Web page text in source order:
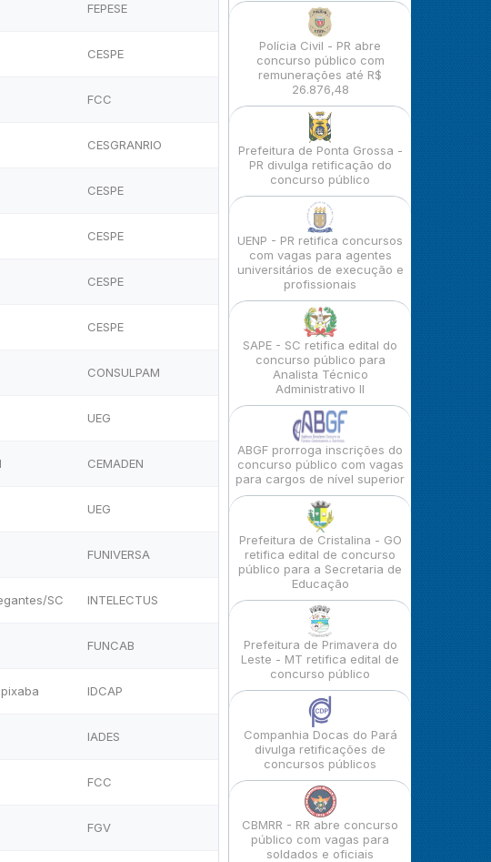
FEPESE
CESPE
FCC
CESGRANRIO
CESPE
CESPE
CESPE
CESPE
CONSULPAM
UEG
CEMADEN
UEG
FUNIVERSA
SC INTELECTUS
FUNCAB
IDCAP
IADES
FCC
FGV
Polícia Civil - PR abre
concurso público com
remunerações até R$
26.876,48
Prefeitura de Ponta Grossa -
PR divulga retificação do
concurso público
UENP - PR retifica concursos
com vagas para agentes
universitários de execução e
profissionais
SAPE - SC retifica edital do
concurso público para
Analista Técnico
Administrativo II
ABGF prorroga inscrições do
concurso público com vagas
para cargos de nível superior
Prefeitura de Cristalina - GO
retifica edital de concurso
público para a Secretaria de
Educação
Prefeitura de Primavera do
Leste - MT retifica edital de
concurso público
Companhia Docas do Pará
divulga retificações de
concursos públicos
CBMRR - RR abre concurso
público com vagas para
soldados e oficiais